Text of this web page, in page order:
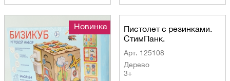
Новинка
Пистолет с резинками.
СтимПанк.
Арт. 125108
Дерево
3+